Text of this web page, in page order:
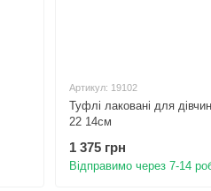
Артикул: 19102
Туфлі лаковані для
22 14см
1 375 грн
Відправимо через 7-14